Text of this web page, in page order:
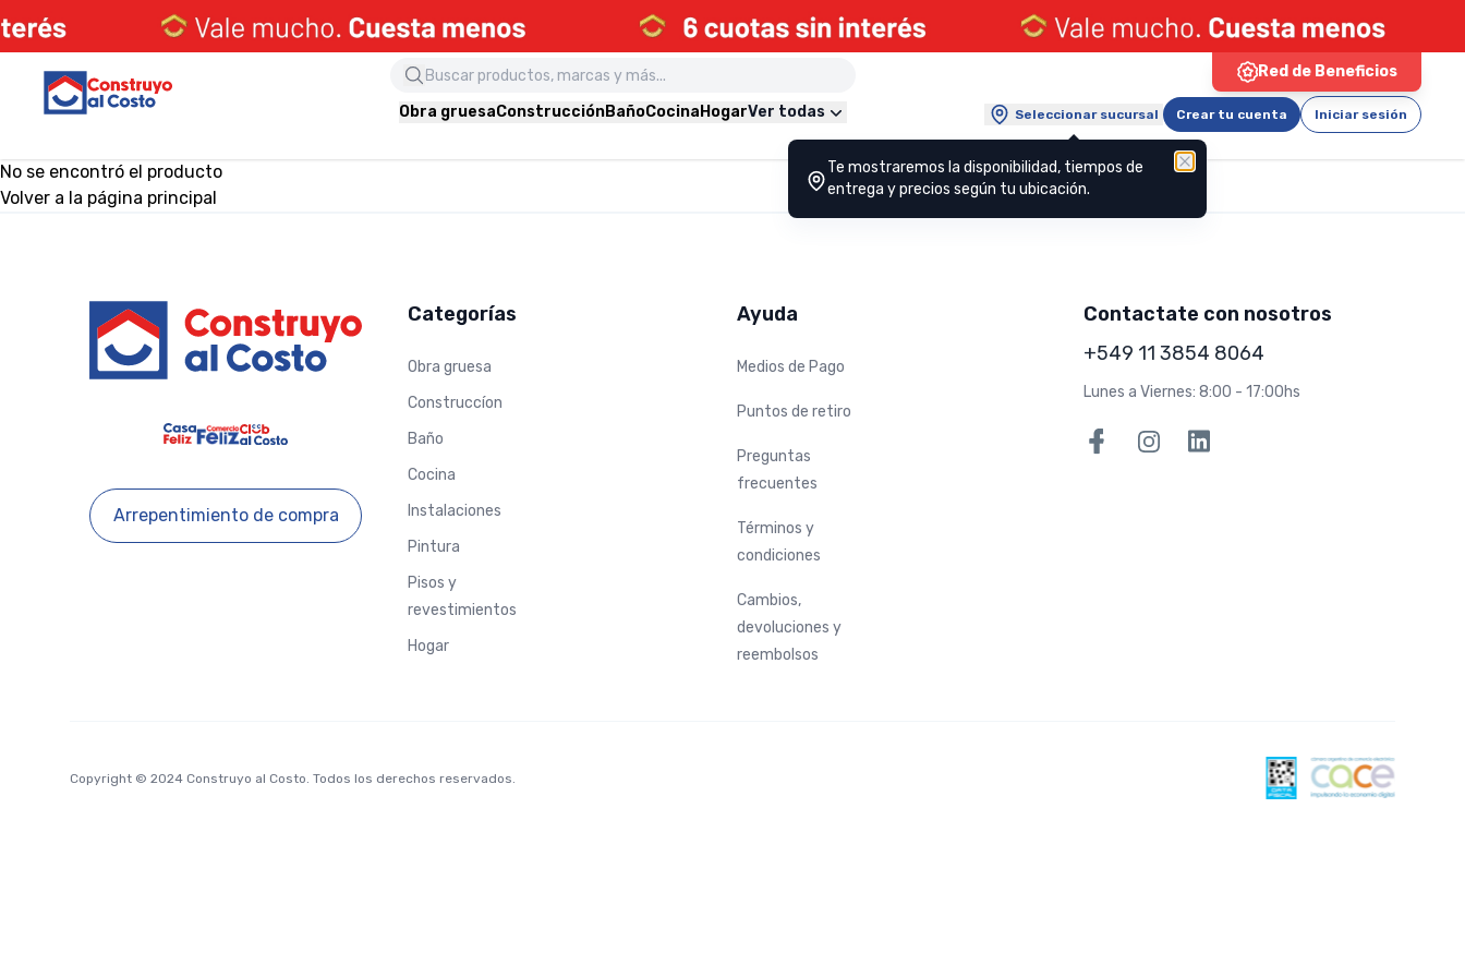
Obra gruesaConstrucciónBañoCocina HogarVer todas
Red de Beneficios
Seleccionar sucursal
Te mostraremos la disponibilidad, tiempos de
entrega y precios según tu ubicación.
Crear tu cuenta Iniciar sesión
No se encontró el producto
Volver a la página principal
Arrepentimiento de compra
Categorías
Obra gruesa
Construccíon
Baño
Cocina
Instalaciones
Pintura
Pisos y
revestimientos
Hogar
Ayuda
Medios de Pago
Puntos de retiro
Preguntas
frecuentes
Términos y
condiciones
Cambios,
devoluciones y
reembolsos
Contactate con nosotros
+549 11 3854 8064
Lunes a Viernes: 8:00 - 17:00hs
FacebookInstagramLinkedin
Copyright © 2024 Construyo al Costo. Todos los derechos reservados.